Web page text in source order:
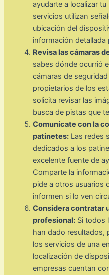
ayudarte a localizar
servicios utilizan
ubicación del
información detallada
Revisa las cámaras
sabes dónde ocurrió
cámaras de
propietarios de los
solicita revisar las
busca de pistas que
Comunícate con la
patinetes: Las redes
dedicados a los
excelente fuente de
Comparte la
pide a otros usuarios
informen si lo ven
Considera contratar
profesional: Si todos
han dado resultados,
los servicios de una
localización de
empresas cuentan